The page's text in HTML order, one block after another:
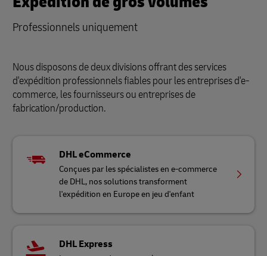
Professionnels uniquement
Nous disposons de deux divisions offrant des services
d'expédition professionnels fiables pour les entreprises d'e-
commerce, les fournisseurs ou entreprises de
fabrication/production.
DHL eCommerce
Conçues par les spécialistes en e-commerce
de DHL, nos solutions transforment
l'expédition en Europe en jeu d'enfant
DHL Express